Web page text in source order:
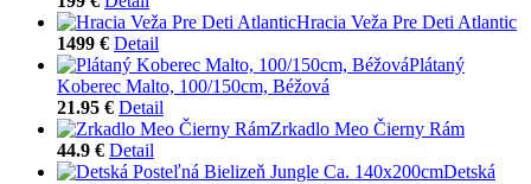
Hracia Veža Pre Deti Atlantic
1499 € Detail
Plátaný
Koberec Malto, 100/150cm, Béžová
21.95 € Detail
Zrkadlo Meo Čierny Rám
44.9 € Detail
Detská